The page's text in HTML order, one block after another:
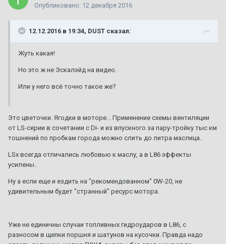
Опубликовано: 12 декабря 2016
12.12.2016 в 19:34, DUST сказал:
Жуть какая!
Но это ж не Эскалэйд на видео.
Или у него всё точно такое же?
Это цветочки. Ягодки в моторе... Применение схемы вентиляции
от LS-серии в сочетании с Di- и из впускного за пару-тройку тыс км
тошнений по пробкам города можно слить до литра маслица..
LSx всегда отличались любовью к маслу, а в L86 эффекты
усилены..
Ну а если еще и ездить на "рекомендованном" 0W-20, не
удивительным будет "странный" ресурс мотора.
Уже не единичны случаи топливных гидроударов в L86, с
разносом в щепки поршня и шатунов на кусочки. Правда надо